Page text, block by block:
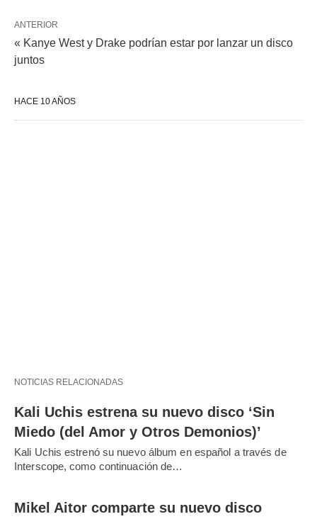
ANTERIOR
« Kanye West y Drake podrían estar por lanzar un disco
juntos
HACE 10 AÑOS
NOTICIAS RELACIONADAS
Kali Uchis estrena su nuevo disco ‘Sin
Miedo (del Amor y Otros Demonios)’
Kali Uchis estrenó su nuevo álbum en español a través de
Interscope, como continuación de…
Mikel Aitor comparte su nuevo disco